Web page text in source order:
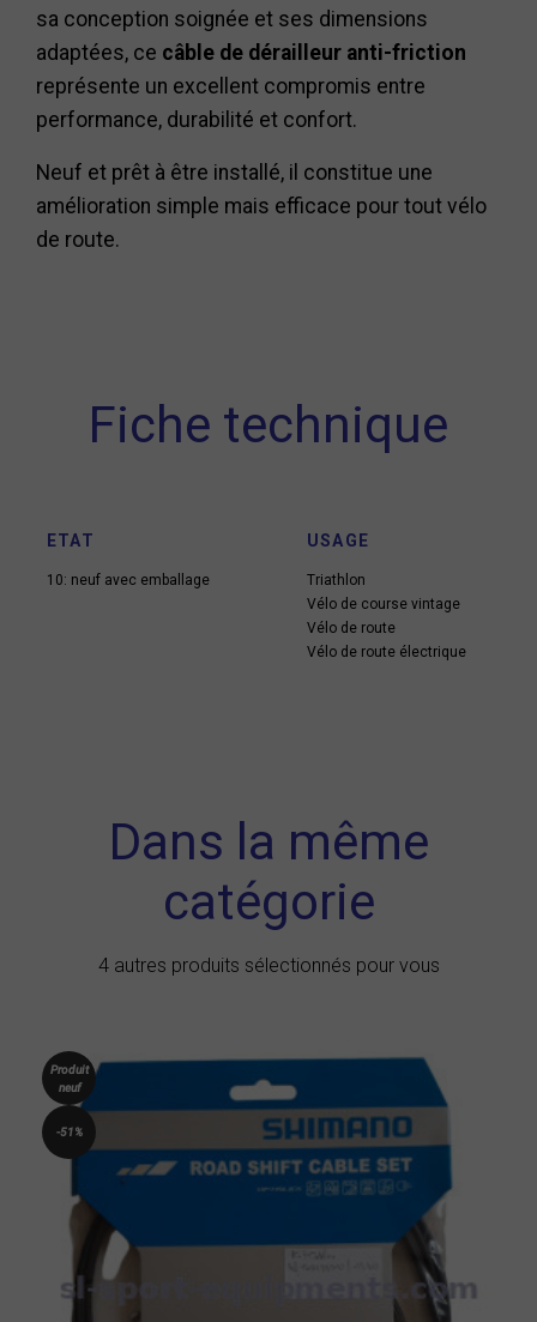
sa conception soignée et ses dimensions
adaptées, ce câble de dérailleur anti-friction
représente un excellent compromis entre
performance, durabilité et confort.
Neuf et prêt à être installé, il constitue une
amélioration simple mais efficace pour tout vélo
de route.
Fiche technique
ETAT
10: neuf avec emballage
USAGE
Triathlon
Vélo de course vintage
Vélo de route
Vélo de route électrique
Dans la même
catégorie
4 autres produits sélectionnés pour vous
Produit
neuf
-51%